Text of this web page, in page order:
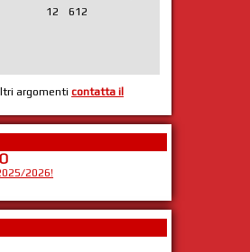
12 612
argomenti contatta il
2026!